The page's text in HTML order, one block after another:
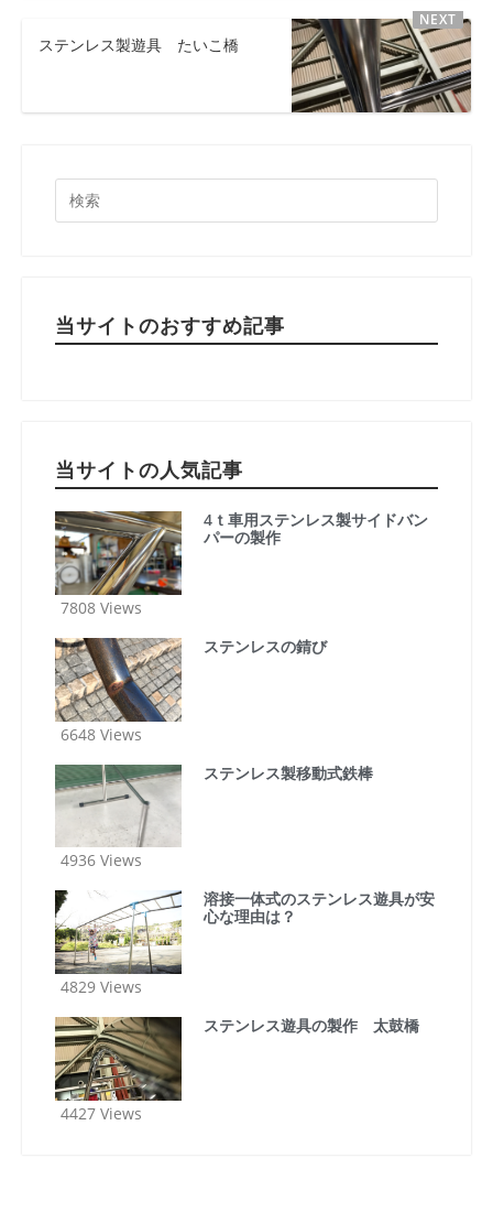
ステンレス製遊具 たいこ橋
当サイトのおすすめ記事
当サイトの人気記事
4ｔ車用ステンレス製サイドバン
パーの製作
7808 Views
ステンレスの錆び
6648 Views
ステンレス製移動式鉄棒
4936 Views
溶接一体式のステンレス遊具が安
心な理由は？
4829 Views
ステンレス遊具の製作 太鼓橋
4427 Views